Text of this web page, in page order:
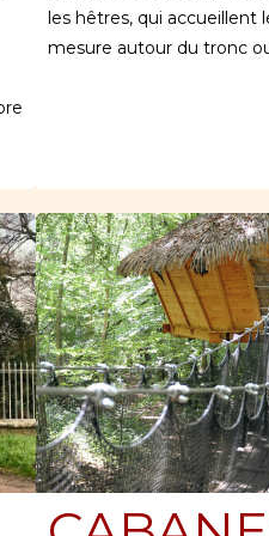
les hêtres, qui accueillent
mesure autour du tronc